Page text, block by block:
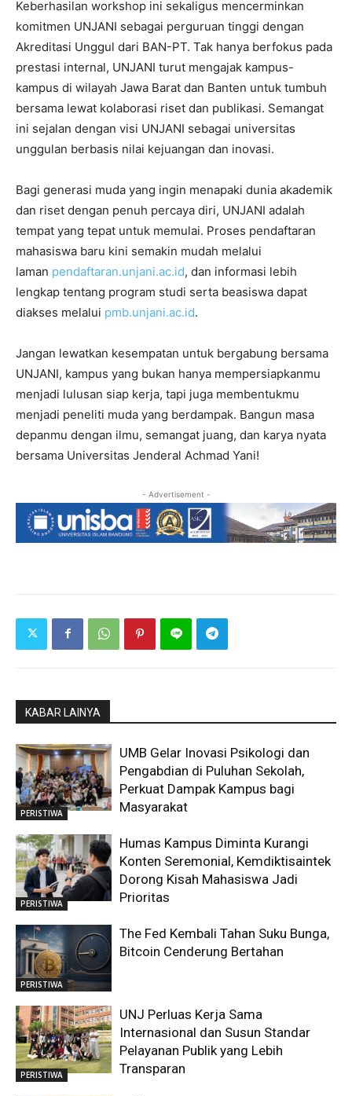
Keberhasilan workshop ini sekaligus mencerminkan
komitmen UNJANI sebagai perguruan tinggi dengan
Akreditasi Unggul dari BAN-PT. Tak hanya berfokus pada
prestasi internal, UNJANI turut mengajak kampus-
kampus di wilayah Jawa Barat dan Banten untuk tumbuh
bersama lewat kolaborasi riset dan publikasi. Semangat
ini sejalan dengan visi UNJANI sebagai universitas
unggulan berbasis nilai kejuangan dan inovasi.
Bagi generasi muda yang ingin menapaki dunia akademik
dan riset dengan penuh percaya diri, UNJANI adalah
tempat yang tepat untuk memulai. Proses pendaftaran
mahasiswa baru kini semakin mudah melalui
laman pendaftaran.unjani.ac.id, dan informasi lebih
lengkap tentang program studi serta beasiswa dapat
diakses melalui pmb.unjani.ac.id.
Jangan lewatkan kesempatan untuk bergabung bersama
UNJANI, kampus yang bukan hanya mempersiapkanmu
menjadi lulusan siap kerja, tapi juga membentukmu
menjadi peneliti muda yang berdampak. Bangun masa
depanmu dengan ilmu, semangat juang, dan karya nyata
bersama Universitas Jenderal Achmad Yani!
- Advertisement -
KABAR LAINYA
PERISTIWA
UMB Gelar Inovasi Psikologi dan
Pengabdian di Puluhan Sekolah,
Perkuat Dampak Kampus bagi
Masyarakat
PERISTIWA
Humas Kampus Diminta Kurangi
Konten Seremonial, Kemdiktisaintek
Dorong Kisah Mahasiswa Jadi
Prioritas
PERISTIWA
The Fed Kembali Tahan Suku Bunga,
Bitcoin Cenderung Bertahan
PERISTIWA
UNJ Perluas Kerja Sama
Internasional dan Susun Standar
Pelayanan Publik yang Lebih
Transparan